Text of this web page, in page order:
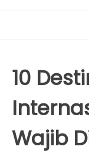
10
Wajib